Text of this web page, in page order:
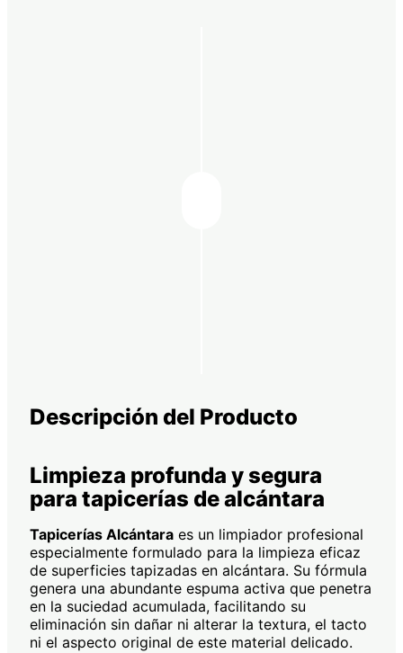
Descripción del Producto
Limpieza profunda y segura
para tapicerías de alcántara
Tapicerías Alcántara es un limpiador profesional
especialmente formulado para la limpieza eficaz
de superficies tapizadas en alcántara. Su fórmula
genera una abundante espuma activa que penetra
en la suciedad acumulada, facilitando su
eliminación sin dañar ni alterar la textura, el tacto
ni el aspecto original de este material delicado.